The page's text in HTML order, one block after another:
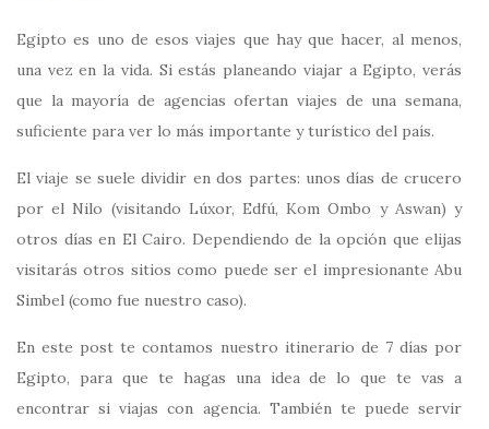
Egipto es uno de esos viajes que hay que hacer, al menos,
una vez en la vida. Si estás planeando viajar a Egipto, verás
que la mayoría de agencias ofertan viajes de una semana,
suficiente para ver lo más importante y turístico del país.
El viaje se suele dividir en dos partes: unos días de crucero
por el Nilo (visitando Lúxor, Edfú, Kom Ombo y Aswan) y
otros días en El Cairo. Dependiendo de la opción que elijas
visitarás otros sitios como puede ser el impresionante Abu
Simbel (como fue nuestro caso).
En este post te contamos nuestro itinerario de 7 días por
Egipto, para que te hagas una idea de lo que te vas a
encontrar si viajas con agencia. También te puede servir